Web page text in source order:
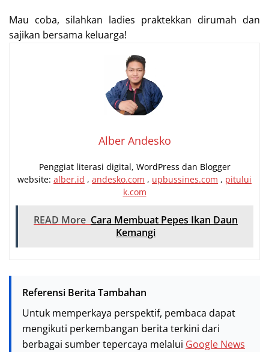
Mau coba, silahkan ladies praktekkan dirumah dan
sajikan bersama keluarga!
Alber Andesko
Penggiat literasi digital, WordPress dan Blogger
website: alber.id , andesko.com , upbussines.com , pitului
k.com
READ More Cara Membuat Pepes Ikan Daun
Kemangi
Referensi Berita Tambahan
Untuk memperkaya perspektif, pembaca dapat
mengikuti perkembangan berita terkini dari
berbagai sumber tepercaya melalui Google News